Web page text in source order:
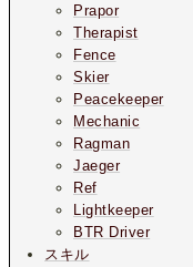
Prapor
Therapist
Fence
Skier
Peacekeeper
Mechanic
Ragman
Jaeger
Ref
Lightkeeper
BTR Driver
スキル